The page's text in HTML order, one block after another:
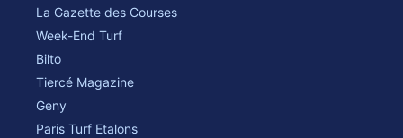
La Gazette des Courses
Week-End Turf
Bilto
Tiercé Magazine
Geny
Paris Turf Etalons